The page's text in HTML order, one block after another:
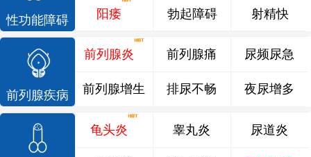
性功能障碍 阳痿 勃起障碍 射精快
前列腺疾病
前列腺炎 前列腺痛 尿频尿急
前列腺增生 排尿不畅 夜尿增多
龟头炎 睾丸炎 尿道炎